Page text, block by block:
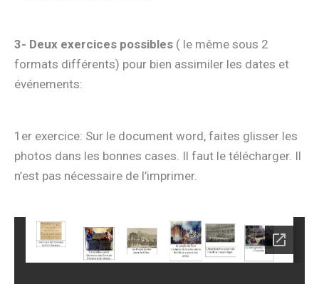
3- Deux exercices possibles ( le même sous 2
formats différents) pour bien assimiler les dates et
événements:
1er exercice: Sur le document word, faites glisser les
photos dans les bonnes cases. Il faut le télécharger. Il
n’est pas nécessaire de l’imprimer.